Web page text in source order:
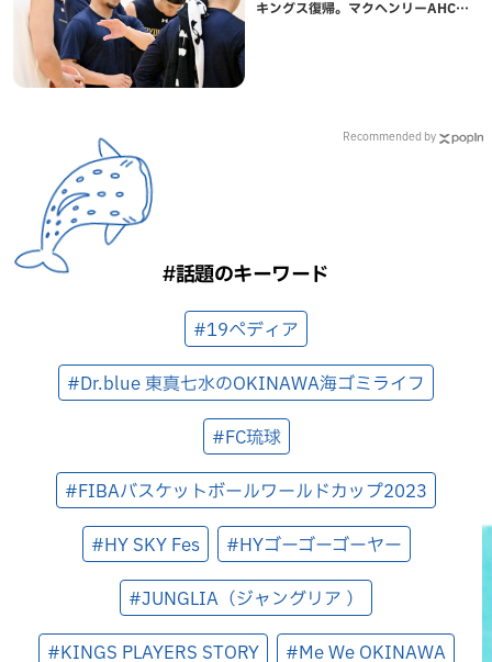
キングス復帰。マクヘンリーAHCに
Recommended by
#話題のキーワード
#19ペディア
#Dr.blue 東真七水のOKINAWA海ゴミライフ
#FC琉球
#FIBAバスケットボールワールドカップ2023
#HY SKY Fes #HYゴーゴーゴーヤー
#JUNGLIA（ジャングリア ）
#KINGS PLAYERS STORY #Me We OKINAWA